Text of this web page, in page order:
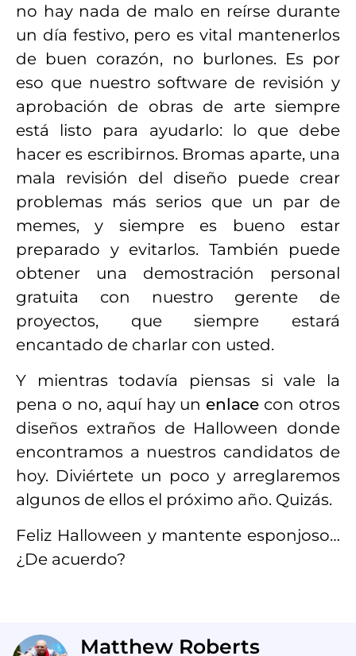
no hay nada de malo en reírse durante
un día festivo, pero es vital mantenerlos
de buen corazón, no burlones. Es por
eso que nuestro software de revisión y
aprobación de obras de arte siempre
está listo para ayudarlo: lo que debe
hacer es escribirnos. Bromas aparte, una
mala revisión del diseño puede crear
problemas más serios que un par de
memes, y siempre es bueno estar
preparado y evitarlos. También puede
obtener una demostración personal
gratuita con nuestro gerente de
proyectos, que siempre estará
encantado de charlar con usted.
Y mientras todavía piensas si vale la
pena o no, aquí hay unenlace con otros
diseños extraños de Halloween donde
encontramos a nuestros candidatos de
hoy. Diviértete un poco y arreglaremos
algunos de ellos el próximo año. Quizás.
Feliz Halloween y mantente esponjoso…
¿De acuerdo?
Matthew Roberts